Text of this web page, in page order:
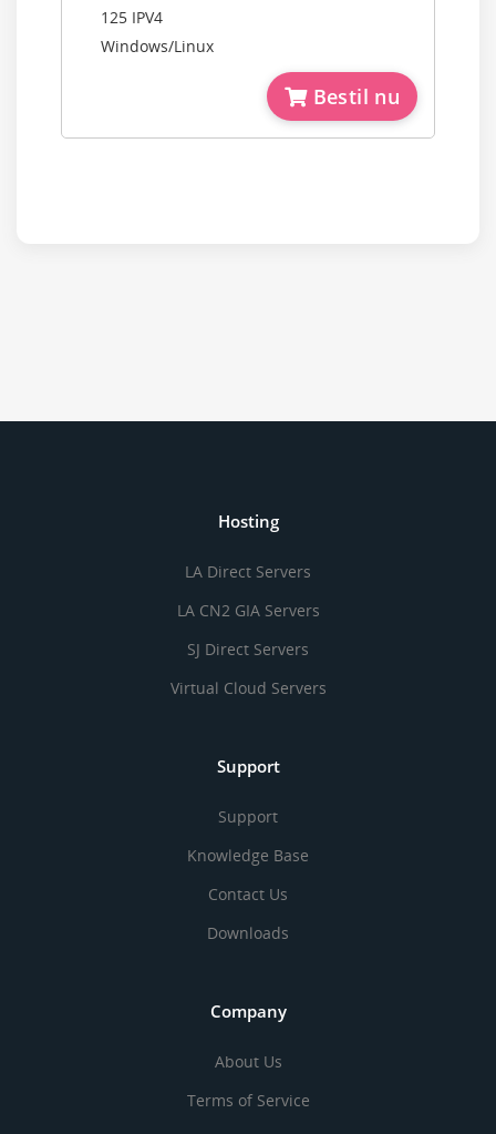
125 IPV4
Windows/Linux
Bestil nu
Hosting
LA Direct Servers
LA CN2 GIA Servers
SJ Direct Servers
Virtual Cloud Servers
Support
Support
Knowledge Base
Contact Us
Downloads
Company
About Us
Terms of Service